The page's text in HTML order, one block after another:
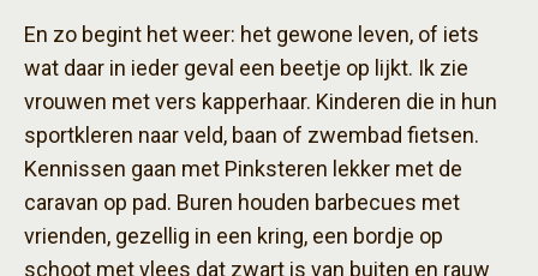
En zo begint het weer: het gewone leven, of iets
wat daar in ieder geval een beetje op lijkt. Ik zie
vrouwen met vers kapperhaar. Kinderen die in hun
sportkleren naar veld, baan of zwembad fietsen.
Kennissen gaan met Pinksteren lekker met de
caravan op pad. Buren houden barbecues met
vrienden, gezellig in een kring, een bordje op
schoot met vlees dat zwart is van buiten en rauw